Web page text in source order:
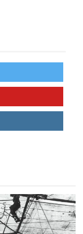
sede de
a atender
HORA